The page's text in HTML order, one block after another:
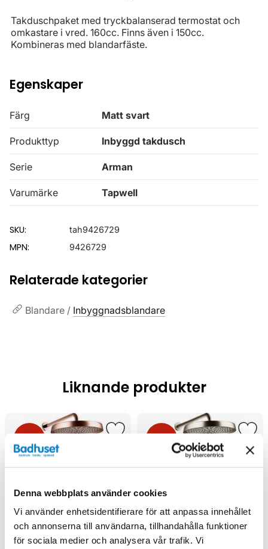
Denna webbplats använder cookies
Vi använder enhetsidentifierare för att anpassa innehållet
och annonserna till användarna, tillhandahålla funktioner
för sociala medier och analysera vår trafik. Vi
Takduschpaket med tryckbalanserad termostat och
omkastare i vred. 160cc. Finns även i 150cc.
Kombineras med blandarfäste.
Egenskaper
Färg Matt svart
Produkttyp Inbyggd takdusch
Serie Arman
Varumärke Tapwell
SKU: tah9426729
MPN: 9426729
Relaterade kategorier
Blandare / Inbyggnadsblandare
Liknande produkter